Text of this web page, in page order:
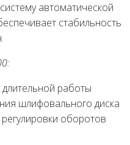
автоматической
стабильность
работы
шлифовального диска
оборотов